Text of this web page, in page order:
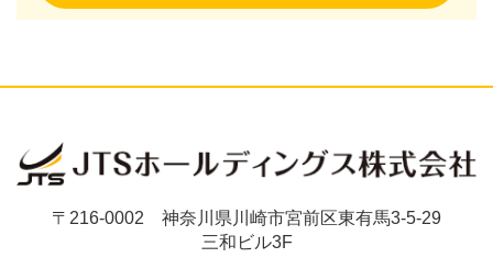
〒216-0002 神奈川県川崎市宮前区東有馬3-5-29
三和ビル3F